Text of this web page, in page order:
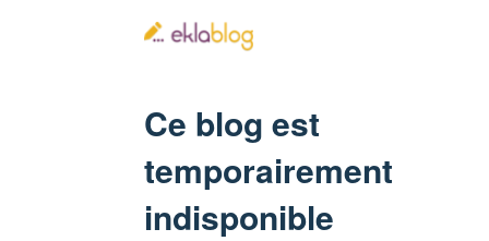
Ce blog est
temporairement
indisponible